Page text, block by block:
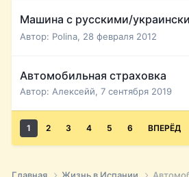
Машина с русскими/
Автор: Polina, 28 февраля 2012
Автомобильная страховка
Автор: Алексейй, 7 сентября 2019
1 2 3 4 5 6 ВПЕРЁД
Главная Жизнь в Испании